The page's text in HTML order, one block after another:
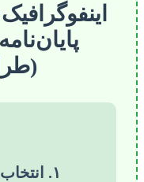
۱. انتخاب موضوع هوشمندانه